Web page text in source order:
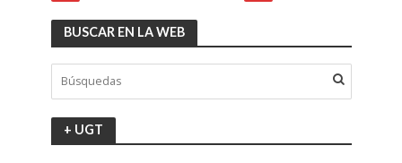
BUSCAR EN LA WEB
+ UGT